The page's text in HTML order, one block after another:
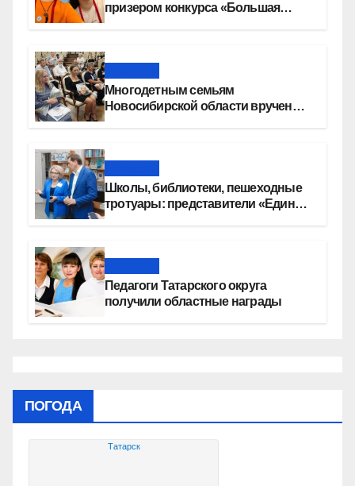
призером конкурса «Большая
Многодетным семьям
Новосибирской области вручены
Школы, библиотеки, пешеходные
тротуары: представители «Единой
Педагоги Татарского округа
получили областные награды
ПОГОДА
Татарск